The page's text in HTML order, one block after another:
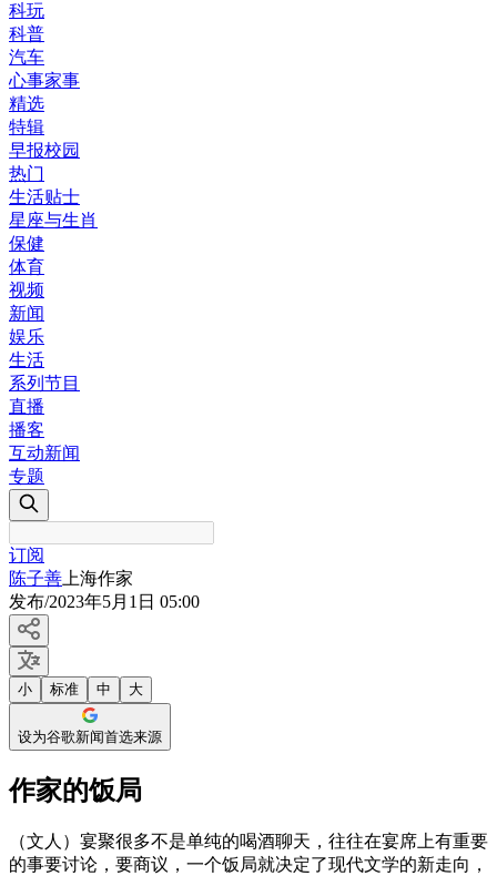
科玩
科普
汽车
心事家事
精选
特辑
早报校园
热门
生活贴士
星座与生肖
保健
体育
视频
新闻
娱乐
生活
系列节目
直播
播客
互动新闻
专题
订阅
陈子善 上海作家
发布/2023年5月1日 05:00
小 标准 中 大
设为谷歌新闻首选来源
作家的饭局
（文人）宴聚很多不是单纯的喝酒聊天，往往在宴席上有重要
的事要讨论，要商议，一个饭局就决定了现代文学的新走向，